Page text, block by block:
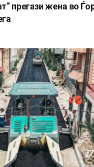
прегази жена во